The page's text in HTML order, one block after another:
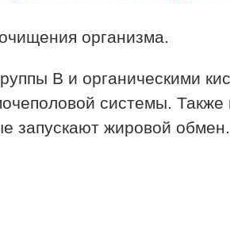
организма.
В и органическими
системы. Также
запускают жировой обмен.